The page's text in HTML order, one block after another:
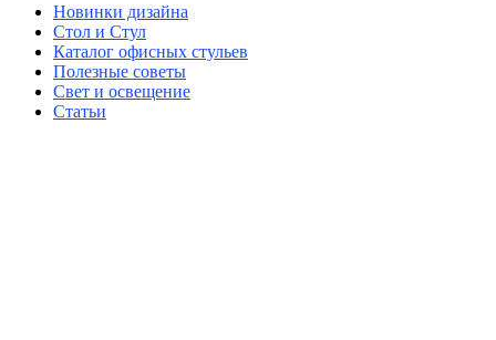
Новинки дизайна
Стол и Стул
Каталог офисных стульев
Полезные советы
Свет и освещение
Статьи